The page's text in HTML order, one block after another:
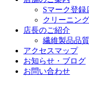
Sマーク登録
クリーニン
店長のご紹介
繊維製品品
アクセスマップ
お知らせ・ブログ
お問い合わせ